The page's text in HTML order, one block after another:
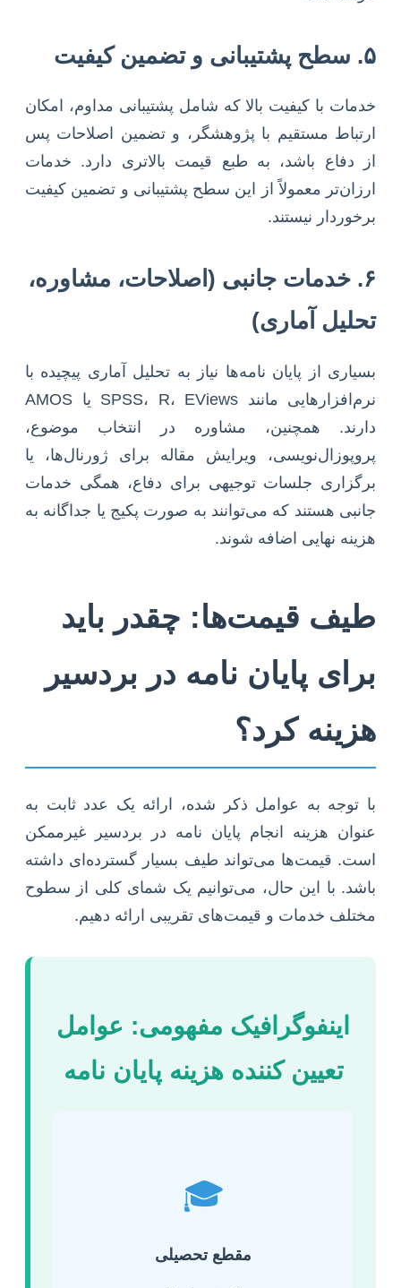
۵. سطح پشتیبانی و تضمین کیفیت
خدمات با کیفیت بالا که شامل پشتیبانی مداوم، امکان
ارتباط مستقیم با پژوهشگر، و تضمین اصلاحات پس
از دفاع باشد، به طبع قیمت بالاتری دارد. خدمات
ارزان‌تر معمولاً از این سطح پشتیبانی و تضمین کیفیت
برخوردار نیستند.
۶. خدمات جانبی (اصلاحات، مشاوره،
تحلیل آماری)
بسیاری از پایان نامه‌ها نیاز به تحلیل آماری پیچیده با
نرم‌افزارهایی مانند SPSS، R، EViews یا AMOS
دارند. همچنین، مشاوره در انتخاب موضوع،
پروپوزال‌نویسی، ویرایش مقاله برای ژورنال‌ها، یا
برگزاری جلسات توجیهی برای دفاع، همگی خدمات
جانبی هستند که می‌توانند به صورت پکیج یا جداگانه به
هزینه نهایی اضافه شوند.
طیف قیمت‌ها: چقدر باید
برای پایان نامه در بردسیر
هزینه کرد؟
با توجه به عوامل ذکر شده، ارائه یک عدد ثابت به
عنوان هزینه انجام پایان نامه در بردسیر غیرممکن
است. قیمت‌ها می‌تواند طیف بسیار گسترده‌ای داشته
باشد. با این حال، می‌توانیم یک شمای کلی از سطوح
مختلف خدمات و قیمت‌های تقریبی ارائه دهیم.
اینفوگرافیک مفهومی: عوامل
تعیین کننده هزینه پایان نامه
🎓
مقطع تحصیلی